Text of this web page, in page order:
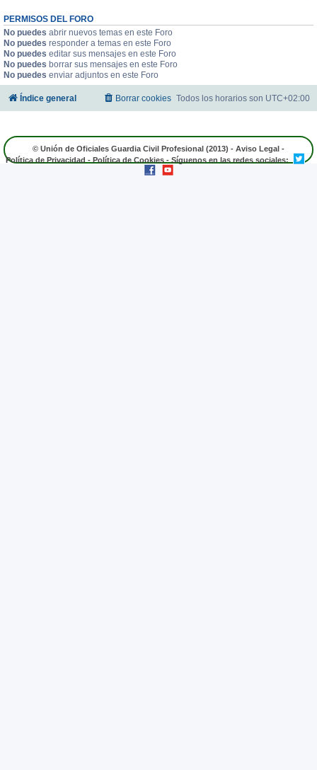
PERMISOS DEL FORO
No puedes abrir nuevos temas en este Foro
No puedes responder a temas en este Foro
No puedes editar sus mensajes en este Foro
No puedes borrar sus mensajes en este Foro
No puedes enviar adjuntos en este Foro
Índice general Todos los horarios son UTC+02:00
Borrar cookies
© Unión de Oficiales Guardia Civil Profesional (2013) - Aviso Legal -
Política de Privacidad - Política de Cookies - Síguenos en las redes sociales: